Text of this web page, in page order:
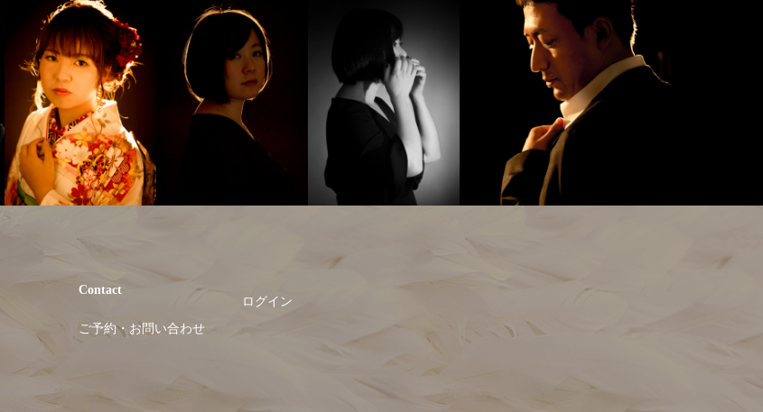
Contact
ご予約・お問い合わせ
ログイン